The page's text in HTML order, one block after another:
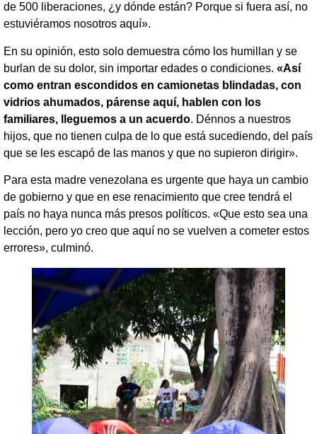
de 500 liberaciones, ¿y dónde están? Porque si fuera así, no
estuviéramos nosotros aquí».
En su opinión, esto solo demuestra cómo los humillan y se
burlan de su dolor, sin importar edades o condiciones. «Así
como entran escondidos en camionetas blindadas, con
vidrios ahumados, párense aquí, hablen con los
familiares, lleguemos a un acuerdo. Dénnos a nuestros
hijos, que no tienen culpa de lo que está sucediendo, del país
que se les escapó de las manos y que no supieron dirigir».
Para esta madre venezolana es urgente que haya un cambio
de gobierno y que en ese renacimiento que cree tendrá el
país no haya nunca más presos políticos. «Que esto sea una
lección, pero yo creo que aquí no se vuelven a cometer estos
errores», culminó.